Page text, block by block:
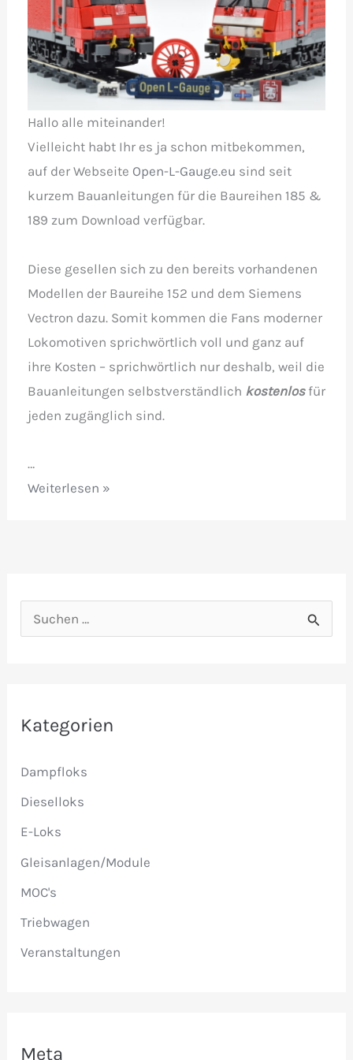
Hallo alle miteinander!
Vielleicht habt Ihr es ja schon mitbekommen,
auf der Webseite Open-L-Gauge.eu sind seit
kurzem Bauanleitungen für die Baureihen 185 &
189 zum Download verfügbar.
Diese gesellen sich zu den bereits vorhandenen
Modellen der Baureihe 152 und dem Siemens
Vectron dazu. Somit kommen die Fans moderner
Lokomotiven sprichwörtlich voll und ganz auf
ihre Kosten – sprichwörtlich nur deshalb, weil die
Bauanleitungen selbstverständlich kostenlosfür
jeden zugänglich sind.
…
Kostenlose
Baureihe
Weiterlesen »
u
e
n
a
c
h
Kategorien
Dampfloks
Dieselloks
E-Loks
Gleisanlagen/Module
MOC's
Triebwagen
Veranstaltungen
Meta